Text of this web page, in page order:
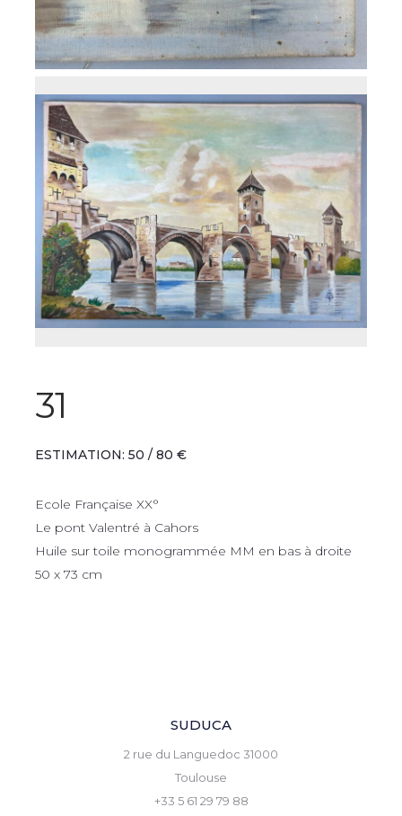
31
ESTIMATION: 50 / 80 €
Ecole Française XX°
Le pont Valentré à Cahors
Huile sur toile monogrammée MM en bas à droite
50 x 73 cm
SUDUCA
2 rue du Languedoc 31000
Toulouse
+33 5 61 29 79 88